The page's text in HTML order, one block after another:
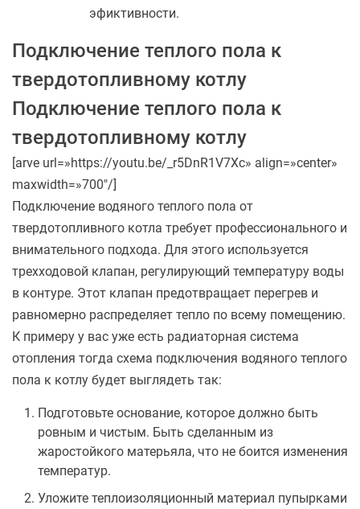
эфиктивности.
Подключение теплого пола к
твердотопливному котлу
Подключение теплого пола к
твердотопливному котлу
[arve url=»https://youtu.be/_r5DnR1V7Xc» align=»center»
maxwidth=»700″/]
Подключение водяного теплого пола от
твердотопливного котла требует профессионального и
внимательного подхода. Для этого используется
трехходовой клапан, регулирующий температуру воды
в контуре. Этот клапан предотвращает перегрев и
равномерно распределяет тепло по всему помещению.
К примеру у вас уже есть радиаторная система
отопления тогда схема подключения водяного теплого
пола к котлу будет выглядеть так:
Подготовьте основание, которое должно быть
ровным и чистым. Быть сделанным из
жаростойкого матерьяла, что не боится изменения
температур.
Уложите теплоизоляционный материал пупырками